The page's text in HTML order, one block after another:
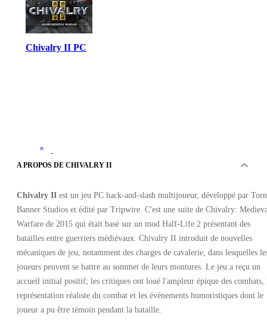
Chivalry II PC
Steam
•
GLOBAL
12.17 EUR
35.99 EUR
-66%
A PROPOS DE CHIVALRY II
Chivalry II est un jeu PC hack-and-slash multijoueur, développé par Torn
Banner Studios et édité par Tripwire. C'est une suite de Chivalry:
Warfare de 2015 qui était basé sur un mod Half-Life 2 présentant des
batailles entre guerriers médiévaux. Chivalry II introduit de nouvelles
mécaniques de jeu, notamment des charges de cavalerie, dans lesquelles
joueurs peuvent se battre au sommet de leurs montures. Le jeu a reçu un
accueil initial positif; les critiques ont loué l'ampleur épique des combats,
représentation réaliste du combat et les événements humoristiques dont le
joueur a pu être témoin pendant la bataille.